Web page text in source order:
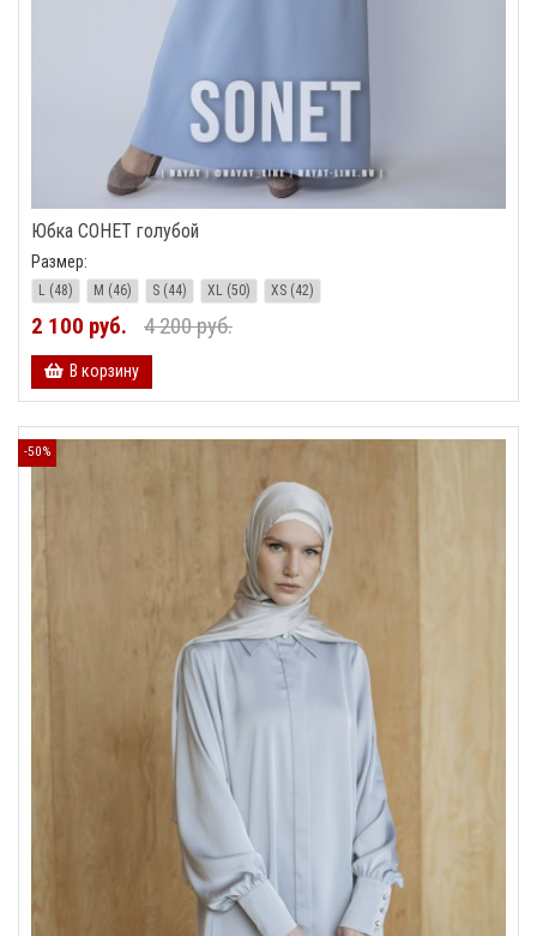
Юбка СОНЕТ голубой
Размер:
L (48) M (46) S (44) XL (50) XS (42)
2 100 руб. 4 200 руб.
В корзину
-50%